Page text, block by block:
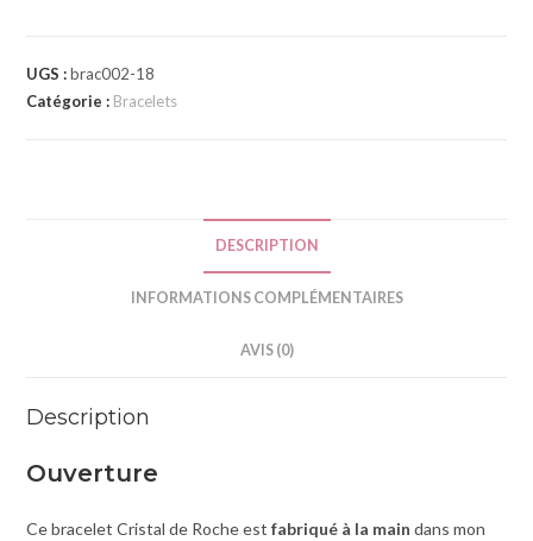
e
r
UGS :brac002-18
Catégorie : Bracelets
DESCRIPTION
INFORMATIONS COMPLÉMENTAIRES
AVIS (0)
Description
Ouverture
Ce bracelet Cristal de Roche estfabriqué à la main dans mon